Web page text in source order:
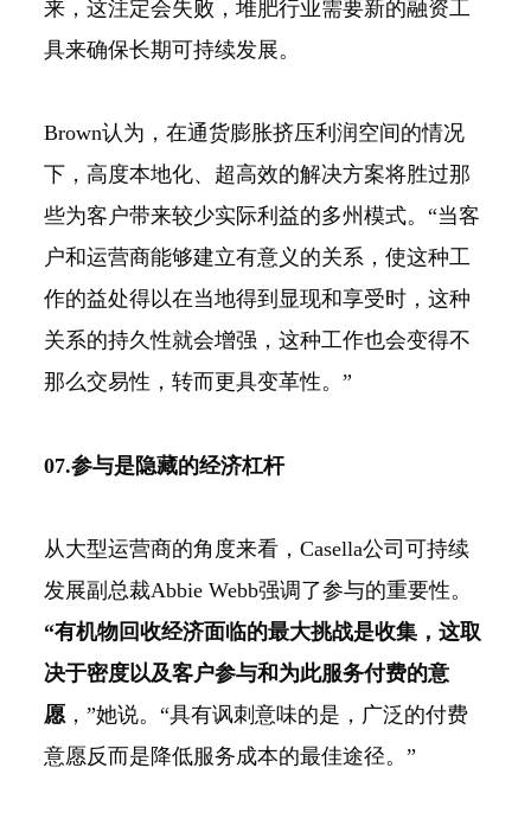
来，这注定会失败，堆肥行业需要新的融资工
具来确保长期可持续发展。
Brown认为，在通货膨胀挤压利润空间的情况
下，高度本地化、超高效的解决方案将胜过那
些为客户带来较少实际利益的多州模式。“当客
户和运营商能够建立有意义的关系，使这种工
作的益处得以在当地得到显现和享受时，这种
关系的持久性就会增强，这种工作也会变得不
那么交易性，转而更具变革性。”
07.参与是隐藏的经济杠杆
从大型运营商的角度来看，Casella公司可持续
发展副总裁Abbie Webb强调了参与的重要性。
“有机物回收经济面临的最大挑战是收集，这取
决于密度以及客户参与和为此服务付费的意
愿，”她说。“具有讽刺意味的是，广泛的付费
意愿反而是降低服务成本的最佳途径。”